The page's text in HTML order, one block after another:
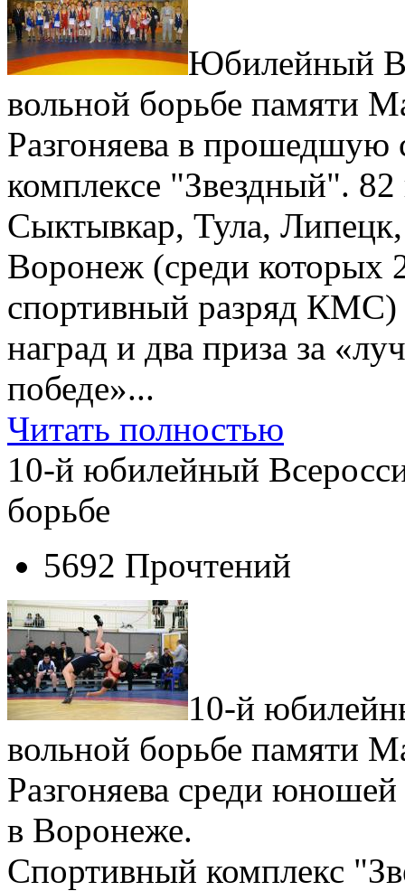
Юбилейный
вольной борьбе памяти
Разгоняева в прошедшую
комплексе "Звездный".
Сыктывкар, Тула,
Воронеж (среди которых
спортивный разряд КМС)
наград и два приза за
победе»...
Читать полностью
10-й юбилейный
борьбе
5692 Прочтений
10-й
вольной борьбе памяти
Разгоняева среди
в Воронеже.
Спортивный комплекс